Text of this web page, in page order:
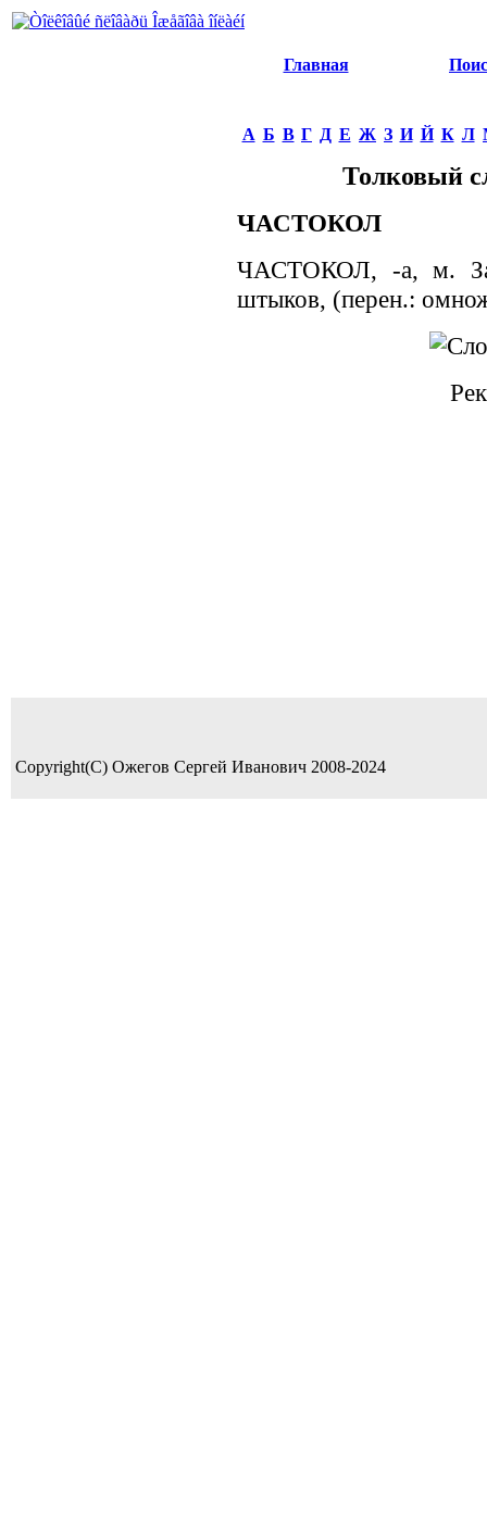
Главная
А Б В Г Д Е Ж З И Й К Л
Толковый
ЧАСТОКОЛ
ЧАСТОКОЛ, -а, м.
штыков, (перен.:
Copyright(C) Ожегов Сергей Иванович 2008-2024